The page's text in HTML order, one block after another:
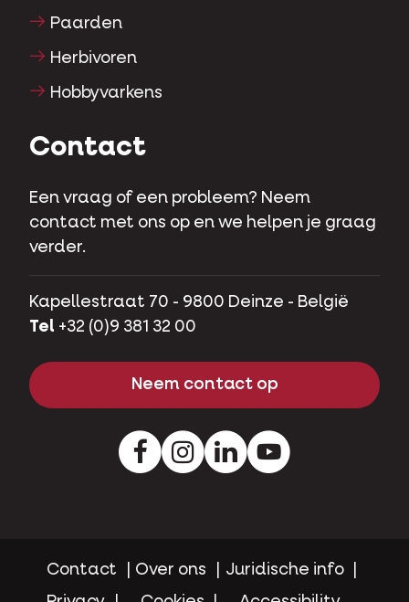
Paarden
Herbivoren
Hobbyvarkens
Contact
Een vraag of een probleem? Neem
contact met ons op en we helpen je graag
verder.
Kapellestraat 70 - 9800 Deinze - België
Tel +32 (0)9 381 32 00
Neem contact op
FacebookInstagramLinkedInYoutube
Contact Over ons
Juridische info